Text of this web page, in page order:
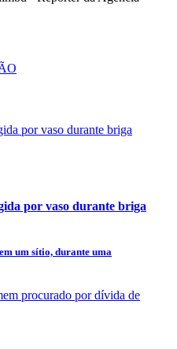
por vaso durante briga
um sítio, durante uma